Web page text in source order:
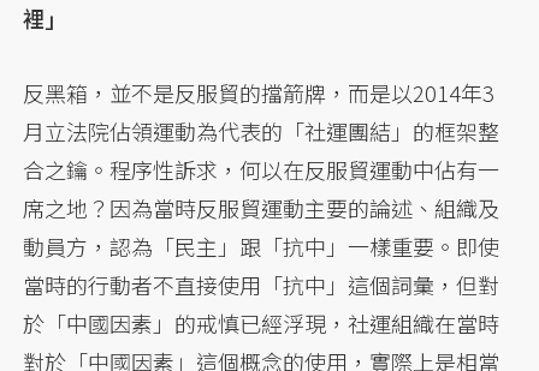
裡」
反黑箱，並不是反服貿的擋箭牌，而是以2014年3
月立法院佔領運動為代表的「社運團結」的框架整
合之鑰。程序性訴求，何以在反服貿運動中佔有一
席之地？因為當時反服貿運動主要的論述、組織及
動員方，認為「民主」跟「抗中」一樣重要。即使
當時的行動者不直接使用「抗中」這個詞彙，但對
於「中國因素」的戒慎已經浮現，社運組織在當時
對於「中國因素」這個概念的使用，實際上是相當